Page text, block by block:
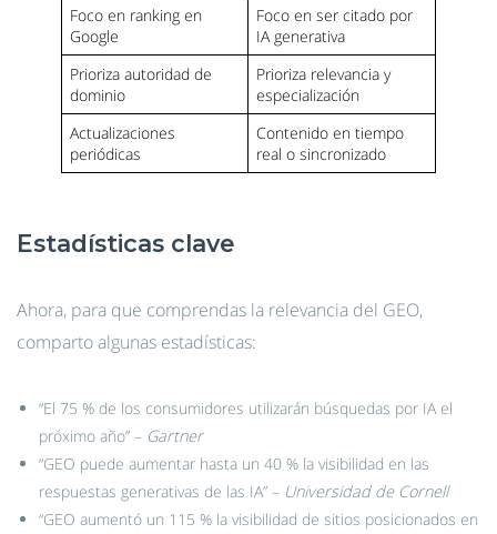
Foco en ranking en
Google
Foco en ser citado por
IA generativa
Prioriza autoridad de
dominio
Prioriza relevancia y
especialización
Actualizaciones
periódicas
Contenido en tiempo
real o sincronizado
Estadísticas clave
Ahora, para que comprendas la relevancia del GEO,
comparto algunas estadísticas:
“El 75 % de los consumidores utilizarán búsquedas por IA el
próximo año” – Gartner
“GEO puede aumentar hasta un 40 % la visibilidad en las
respuestas generativas de las IA” – Universidad de Cornell
“GEO aumentó un 115 % la visibilidad de sitios posicionados en